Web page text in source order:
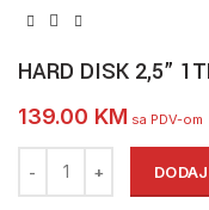
HARD DISK 2,5”
139.00 KM sa PDV-om